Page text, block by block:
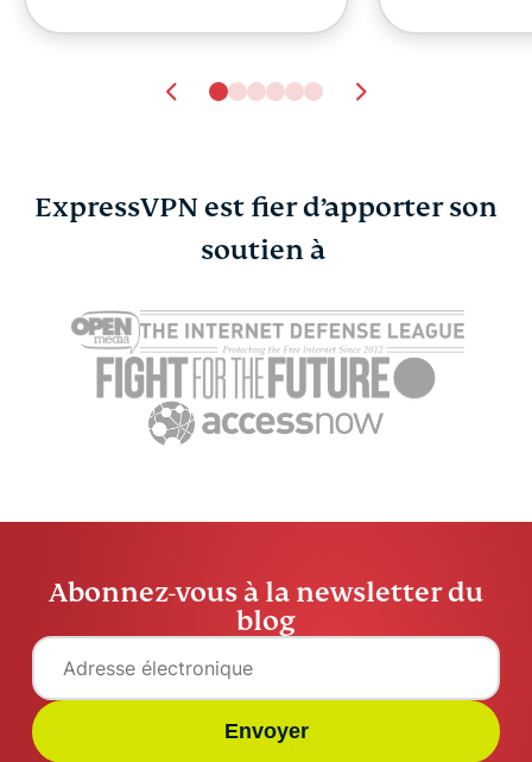
ExpressVPN est fier d’apporter son
soutien à
Abonnez-vous à la newsletter du
blog
Envoyer